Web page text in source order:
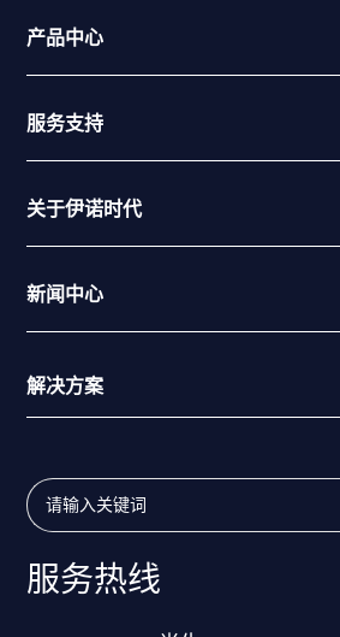
产品中心
服务支持
关于伊诺时代
新闻中心
解决方案
服务热线